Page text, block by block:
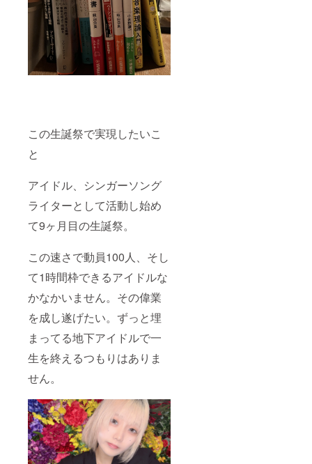
この生誕祭で実現したいこ
と
アイドル、シンガーソング
ライターとして活動し始め
て9ヶ月目の生誕祭。
この速さで動員100人、そし
て1時間枠できるアイドルな
かなかいません。その偉業
を成し遂げたい。ずっと埋
まってる地下アイドルで一
生を終えるつもりはありま
せん。